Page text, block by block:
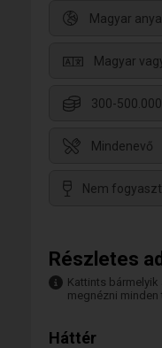
Magyar
Magyar
300-
Mindenevő
Nem
Részletes
Kattints bármelyik
megnézni
Háttér